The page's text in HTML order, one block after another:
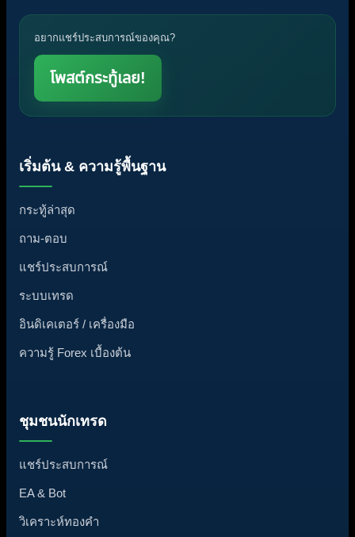
อยากแชร์ประสบการณ์ของคุณ?
โพสต์กระทู้เลย!
เริ่มต้น & ความรู้พื้นฐาน
กระทู้ล่าสุด
ถาม-ตอบ
แชร์ประสบการณ์
ระบบเทรด
อินดิเคเตอร์ / เครื่องมือ
ความรู้ Forex เบื้องต้น
ชุมชนนักเทรด
แชร์ประสบการณ์
EA & Bot
วิเคราะห์ทองคำ